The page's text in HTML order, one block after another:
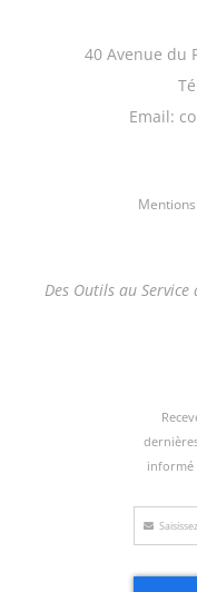
40 Avenue du
Email:
Des Outils au Service
informé